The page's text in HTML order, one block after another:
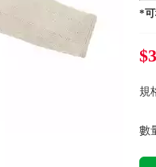
*
規
數